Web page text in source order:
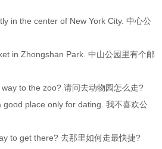
in the center of New York City. 中心公
in Zhongshan Park. 中山公园里有个邮
to the zoo? 请问去动物园怎么走?
good place only for dating. 我不喜欢公
to get there? 去那里如何走最快捷?